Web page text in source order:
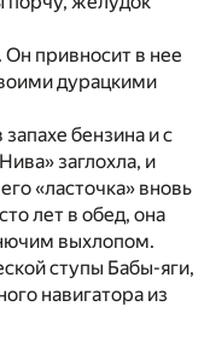
привносит в нее
дурацкими
бензина и с
заглохла, и
«ласточка» вновь
лет в обед, она
выхлопом.
ступы Бабы-яги,
навигатора из